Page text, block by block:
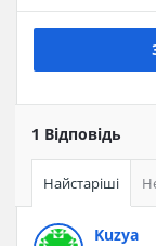
1 Відповідь
Найстаріші
Kuzya